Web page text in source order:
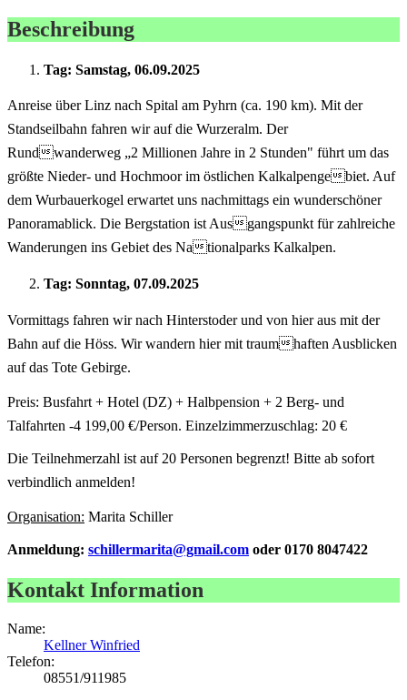
Beschreibung
Tag: Samstag, 06.09.2025
Anreise über Linz nach Spital am Pyhrn (ca. 190 km). Mit der
Standseilbahn fahren wir auf die Wurzeralm. Der
Rundwanderweg „2 Millionen Jahre in 2 Stunden" führt um das
größte Nieder- und Hochmoor im östlichen Kalkalpengebiet. Auf
dem Wurbauerkogel erwartet uns nachmittags ein wunderschöner
Panoramablick. Die Bergstation ist Ausgangspunkt für zahlreiche
Wanderungen ins Gebiet des Nationalparks Kalkalpen.
Tag: Sonntag, 07.09.2025
Vormittags fahren wir nach Hinterstoder und von hier aus mit der
Bahn auf die Höss. Wir wandern hier mit traumhaften Ausblicken
auf das Tote Gebirge.
Preis: Busfahrt + Hotel (DZ) + Halbpension + 2 Berg- und
Talfahrten -4 199,00 €/Person. Einzelzimmerzuschlag: 20 €
Die Teilnehmerzahl ist auf 20 Personen begrenzt! Bitte ab sofort
verbindlich anmelden!
Organisation: Marita Schiller
Anmeldung: schillermarita@gmail.com oder 0170 8047422
Kontakt Information
Name:
Kellner Winfried
Telefon:
08551/911985